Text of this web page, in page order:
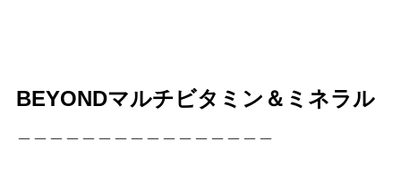
BEYONDマルチビタミン＆ミネラル